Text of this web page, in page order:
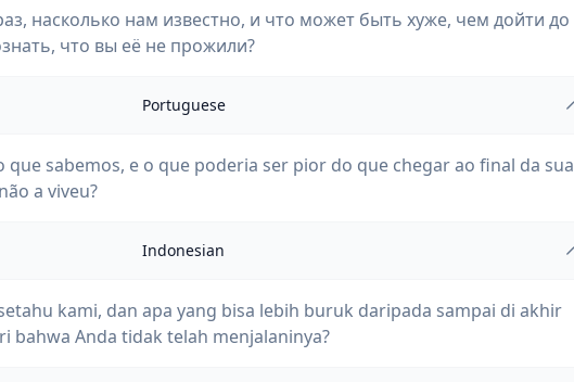
насколько нам известно, и что может быть хуже, чем дойти до
что вы её не прожили?
Portuguese
que sabemos, e o que poderia ser pior do que chegar ao final da sua
a viveu?
Indonesian
kami, dan apa yang bisa lebih buruk daripada sampai di akhir
bahwa Anda tidak telah menjalaninya?